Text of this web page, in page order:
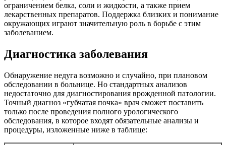
ограничением белка, соли и жидкости, а также прием
лекарственных препаратов. Поддержка близких и понимание
окружающих играют значительную роль в борьбе с этим
заболеванием.
Диагностика заболевания
Обнаружение недуга возможно и случайно, при плановом
обследовании в больнице. Но стандартных анализов
недостаточно для диагностирования врожденной патологии.
Точный диагноз «губчатая почка» врач сможет поставить
только после проведения полного урологического
обследования, в которое входят обязательные анализы и
процедуры, изложенные ниже в таблице: